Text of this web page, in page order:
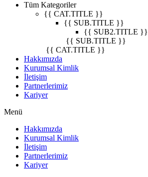
Tüm Kategoriler
{{ CAT.TITLE }}
{{ SUB.TITLE }}
{{ SUB2.TITLE }}
{{ SUB.TITLE }}
{{ CAT.TITLE }}
Hakkımızda
Kurumsal Kimlik
İletişim
Partnerlerimiz
Kariyer
Menü
Hakkımızda
Kurumsal Kimlik
İletişim
Partnerlerimiz
Kariyer